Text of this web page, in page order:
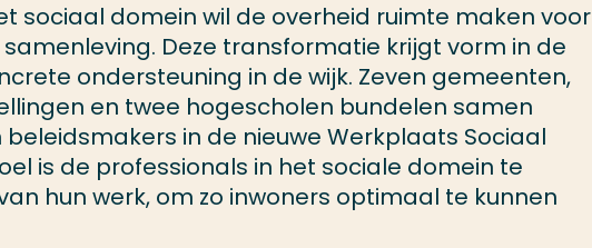
sociaal domein wil de overheid ruimte maken voor
Deze transformatie krijgt vorm in de
ondersteuning in de wijk. Zeven gemeenten,
en twee hogescholen bundelen samen
in de nieuwe Werkplaats Sociaal
is de professionals in het sociale domein te
hun werk, om zo inwoners optimaal te kunnen